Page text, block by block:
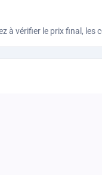
vérifier le prix final,